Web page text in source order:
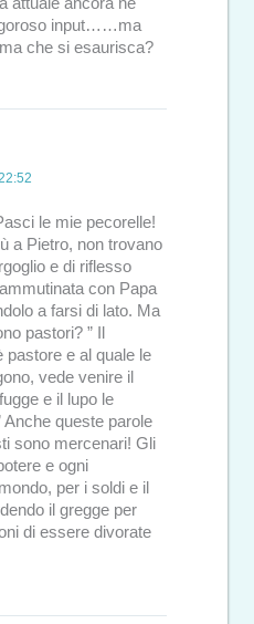
attuale ancora ne
input……ma
che si esaurisca?
le mie pecorelle!
a Pietro, non trovano
e di riflesso
con Papa
a farsi di lato. Ma
pastori? ” Il
pastore e al quale le
vede venire il
e il lupo le
Anche queste parole
sono mercenari! Gli
e ogni
per i soldi e il
il gregge per
di essere divorate